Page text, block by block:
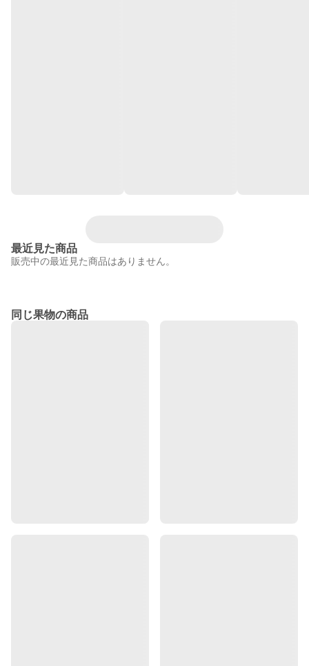
最近見た商品
販売中の最近見た商品はありません。
同じ果物の商品